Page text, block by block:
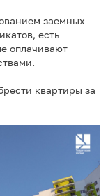
заемных
есть
оплачивают
квартиры за